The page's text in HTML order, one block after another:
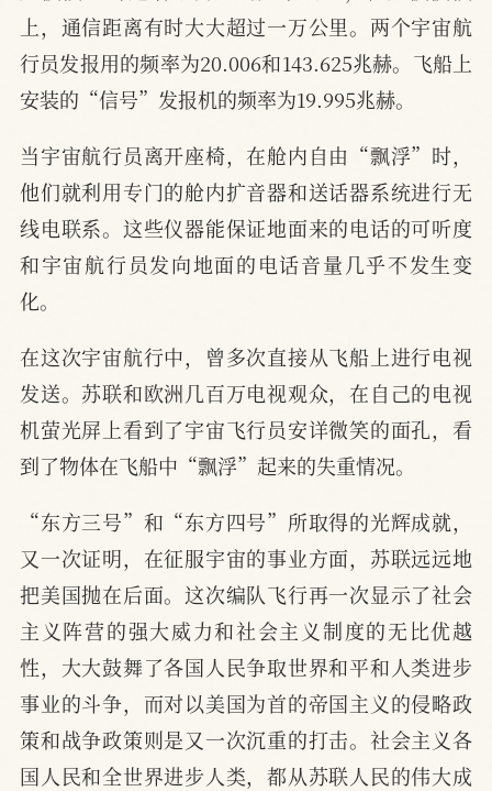
上，通信距离有时大大超过一万公里。两个宇宙航
行员发报用的频率为20.006和143.625兆赫。飞船上
安装的“信号”发报机的频率为19.995兆赫。
当宇宙航行员离开座椅，在舱内自由“飘浮”时，
他们就利用专门的舱内扩音器和送话器系统进行无
线电联系。这些仪器能保证地面来的电话的可听度
和宇宙航行员发向地面的电话音量几乎不发生变
化。
在这次宇宙航行中，曾多次直接从飞船上进行电视
发送。苏联和欧洲几百万电视观众，在自己的电视
机萤光屏上看到了宇宙飞行员安详微笑的面孔，看
到了物体在飞船中“飘浮”起来的失重情况。
“东方三号”和“东方四号”所取得的光辉成就，
又一次证明，在征服宇宙的事业方面，苏联远远地
把美国抛在后面。这次编队飞行再一次显示了社会
主义阵营的强大威力和社会主义制度的无比优越
性，大大鼓舞了各国人民争取世界和平和人类进步
事业的斗争，而对以美国为首的帝国主义的侵略政
策和战争政策则是又一次沉重的打击。社会主义各
国人民和全世界进步人类，都从苏联人民的伟大成